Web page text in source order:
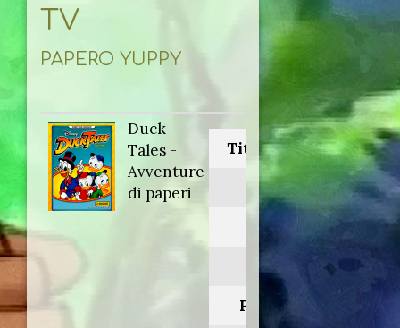
TV
PAPERO YUPPY
Duck
Tales -
Avventure
di paperi
Titolo originale:
Duck Tales
Anno:
1989
Personaggio: